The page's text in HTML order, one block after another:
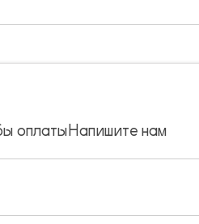
оплатыНапишите нам